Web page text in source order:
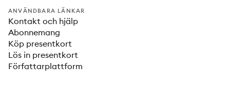
ANVÄNDBARA LÄNKAR
Kontakt och hjälp
Abonnemang
Köp presentkort
Lös in presentkort
Författarplattform